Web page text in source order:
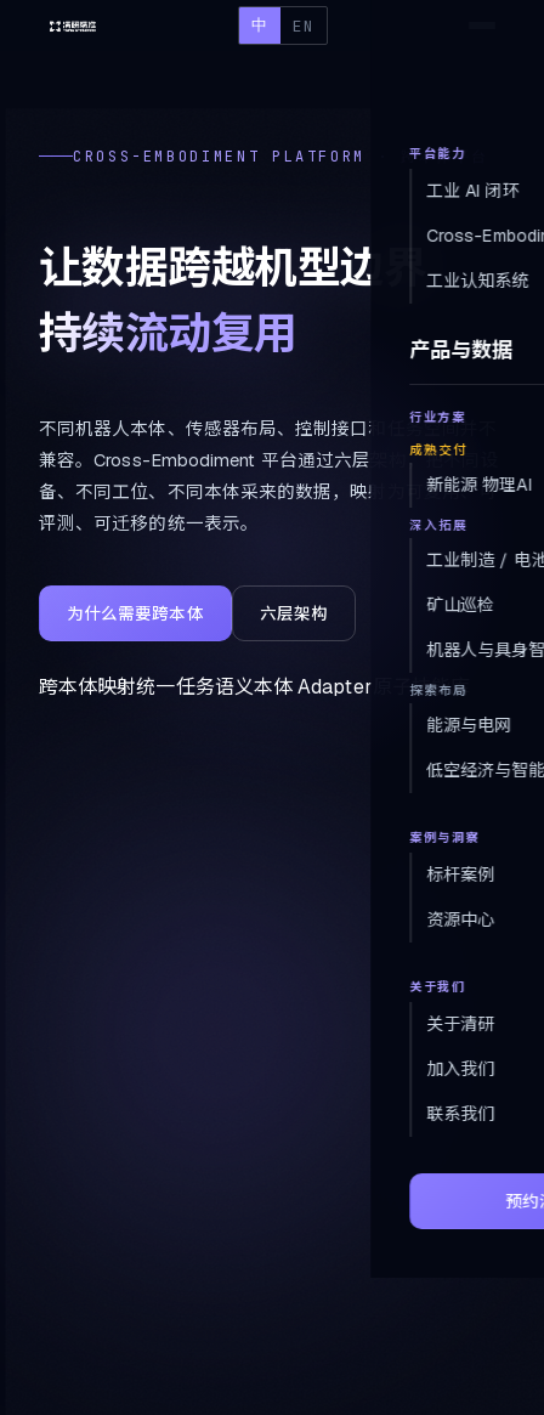
中 EN
平台能力
工业 AI 闭环
Cross-
工业认知系统
产品与数据
行业方案
成熟交付
新能源 物理AI
深入拓展
工业制造 / 电
矿山巡检
机器人与具身
探索布局
能源与电网
低空经济与智
案例与洞察
标杆案例
资源中心
关于我们
关于清研
加入我们
联系我们
预约
CROSS-EMBODIMENT PLATFORM · 跨本体平台
让数据跨越机型边界
持续流动复用
不同机器人本体、传感器布局、控制接口和任务空间并不
兼容。Cross-Embodiment 平台通过六层架构，把不同设
备、不同工位、不同本体采来的数据，映射为可复用、可
评测、可迁移的统一表示。
为什么需要跨本体 六层架构
跨本体映射统一任务语义本体 Adapter 原子技能库